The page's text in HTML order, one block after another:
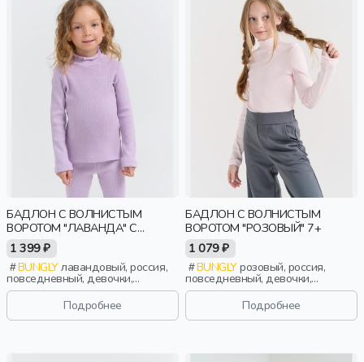
БАДЛОН С ВОЛНИСТЫМ
ВОРОТОМ "ЛАВАНДА" С
НАЧЕСОМ
1 399 ₽
BUNGLYлавандовый, россия,
повседневный, девочки,
малыши, дошкольники, дети
Подробнее
БАДЛОН С ВОЛНИСТЫМ
ВОРОТОМ "РОЗОВЫЙ" 7+
1 079 ₽
BUNGLYрозовый, россия,
повседневный, девочки,
школьники, подростки, дети
Подробнее